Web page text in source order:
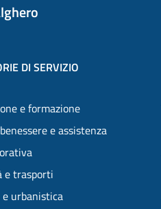
DI SERVIZIO
e formazione
e assistenza
e trasporti
urbanistica